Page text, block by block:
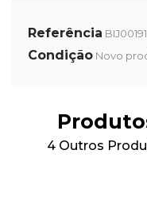
Referência BIJ00191
Condição Novo
4 Outros